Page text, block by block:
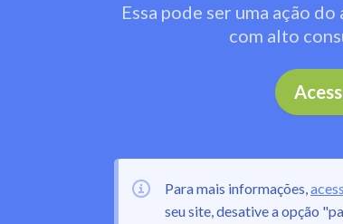
Essa pode ser uma ação
com alto
Para mais informações,
seu site, desative a opção